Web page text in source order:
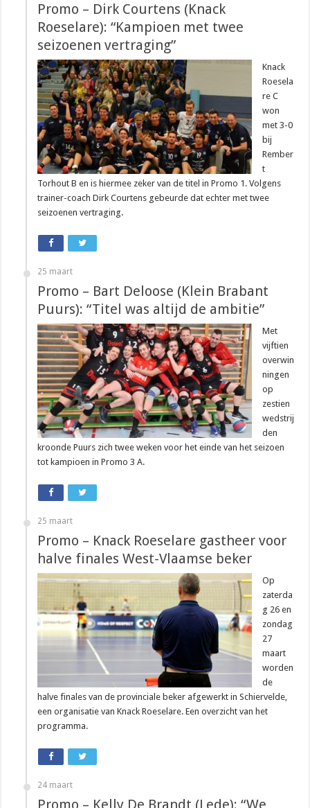
Promo – Dirk Courtens (Knack
Roeselare): “Kampioen met twee
seizoenen vertraging”
Knack
Roesela
re C
won
met 3-0
bij
Rember
t
Torhout B en is hiermee zeker van de titel in Promo 1. Volgens
trainer-coach Dirk Courtens gebeurde dat echter met twee
seizoenen vertraging.
25 maart
Promo – Bart Deloose (Klein Brabant
Puurs): “Titel was altijd de ambitie”
Met
vijftien
overwin
ningen
op
zestien
wedstrij
den
kroonde Puurs zich twee weken voor het einde van het seizoen
tot kampioen in Promo 3 A.
25 maart
Promo – Knack Roeselare gastheer voor
halve finales West-Vlaamse beker
Op
zaterda
g 26 en
zondag
27
maart
worden
de
halve finales van de provinciale beker afgewerkt in Schiervelde,
een organisatie van Knack Roeselare. Een overzicht van het
programma.
24 maart
Promo – Kelly De Brandt (Lede): “We